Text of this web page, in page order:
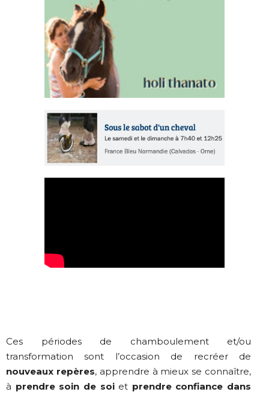
Ces périodes de chamboulement et/ou
transformation sont l’occasion de recréer de
nouveaux repères, apprendre à mieux se connaître,
à prendre soin de soiet prendre confiance dans